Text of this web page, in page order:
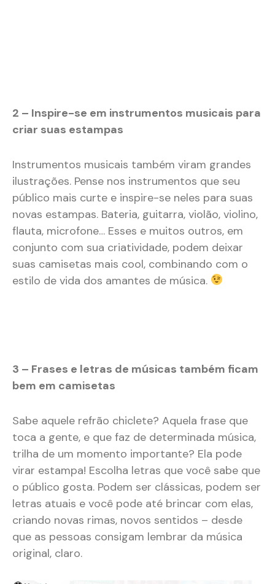
2 – Inspire-se em instrumentos musicais para
criar suas estampas
Instrumentos musicais também viram grandes
ilustrações. Pense nos instrumentos que seu
público mais curte e inspire-se neles para suas
novas estampas. Bateria, guitarra, violão, violino,
flauta, microfone… Esses e muitos outros, em
conjunto com sua criatividade, podem deixar
suas camisetas mais cool, combinando com o
estilo de vida dos amantes de música.
3 – Frases e letras de músicas também ficam
bem em camisetas
Sabe aquele refrão chiclete? Aquela frase que
toca a gente, e que faz de determinada música,
trilha de um momento importante? Ela pode
virar estampa! Escolha letras que você sabe que
o público gosta. Podem ser clássicas, podem ser
letras atuais e você pode até brincar com elas,
criando novas rimas, novos sentidos – desde
que as pessoas consigam lembrar da música
original, claro.